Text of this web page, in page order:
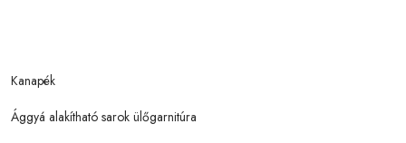
Kanapék
Ággyá alakítható sarok ülőgarnitúra